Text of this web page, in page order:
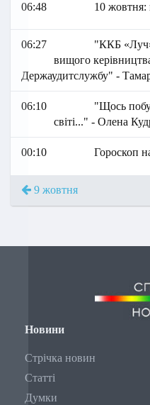
06:48 10 жовтня:
06:27
"ККБ
вищого
Держаудитслужбу" -
06:10
"Щось
світі..." - Олена
00:10 Гороскоп
9 жовтня
Новини
Стрічка новин
Статті
Думки